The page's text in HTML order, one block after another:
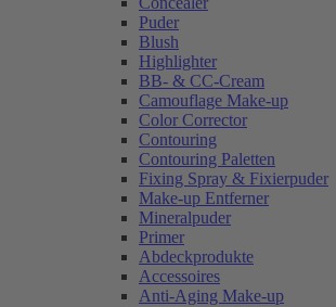
Puder
Blush
Highlighter
BB- & CC-Cream
Camouflage Make-up
Color Corrector
Contouring
Contouring Paletten
Fixing Spray & Fixierpuder
Make-up Entferner
Mineralpuder
Primer
Abdeckprodukte
Accessoires
Anti-Aging Make-up